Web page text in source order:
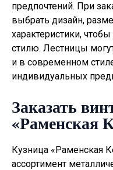
предпочтений. При
выбрать дизайн,
характеристики,
стилю. Лестницы
и в современном
индивидуальных
Заказать
«Раменская
Кузница «Раменская
ассортимент